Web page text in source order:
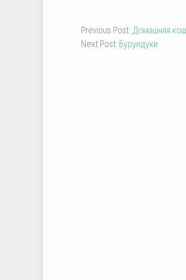
Previous Post: Домашняя
Next Post: Бурундуки